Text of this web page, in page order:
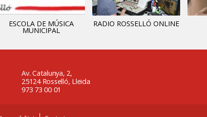
ESCOLA DE MÚSICA
MUNICIPAL
RADIO ROSSELLÓ ONLINE
Av. Catalunya, 2,
25124 Rosselló, Lleida
973 73 00 01